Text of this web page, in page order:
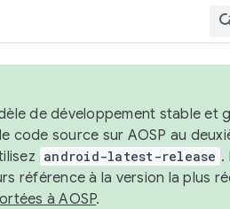
de développement stable et
source sur AOSP au
android-latest-release .
référence à la version la plus
à AOSP.